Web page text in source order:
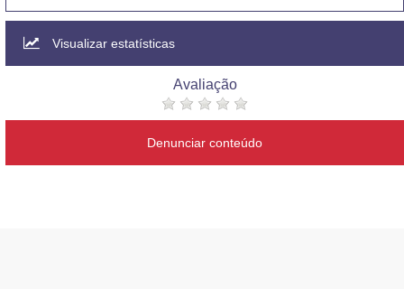
Visualizar estatísticas
Avaliação
Denunciar conteúdo